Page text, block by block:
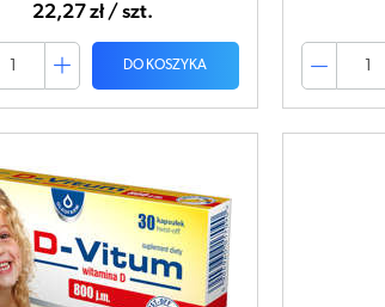
22,27 zł / szt.
DO KOSZYKA